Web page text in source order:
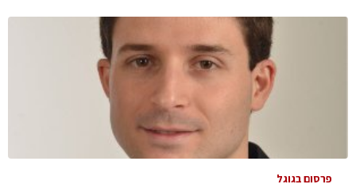
פרסום בגוגל